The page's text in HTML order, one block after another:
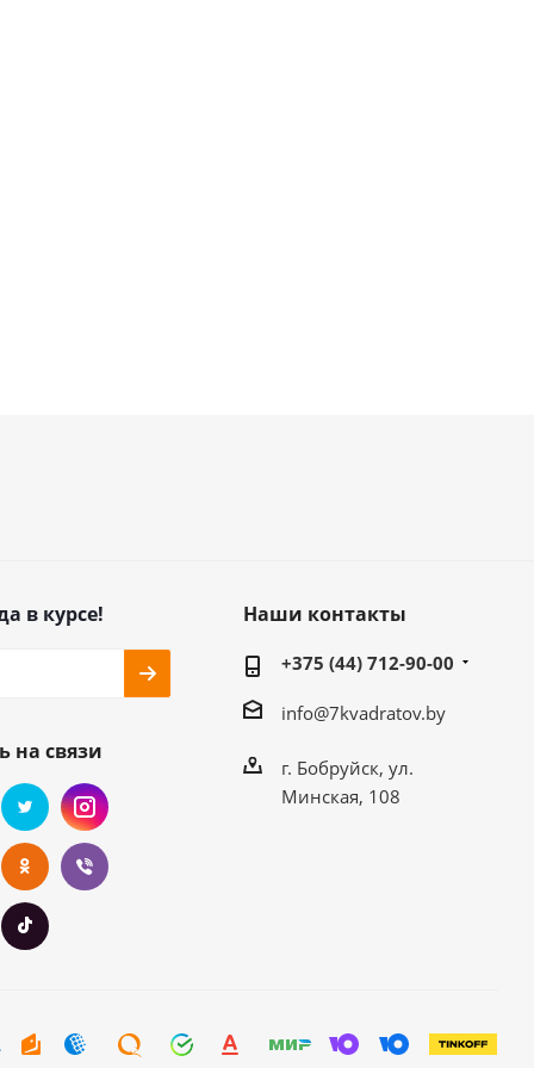
в курсе!
на связи
Наши контакты
+375 (44) 712-90-00
info@7kvadratov.by
г. Бобруйск, ул.
Минская, 108